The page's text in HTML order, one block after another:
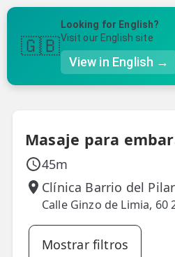
🤔 Preguntas Frecuentes
🔍 Buscador
🇬🇧 English
GENERAL
Volver a ubicaciones
✓
2 3
Masaje para
45m
Clínica Barrio del Pilar
Calle Ginzo de Limia, 60
Mostrar filtros
🇬🇧
Looking for English?
Visit our English site
View in English →